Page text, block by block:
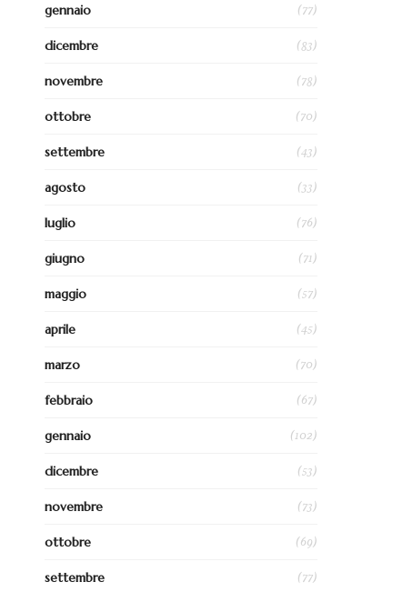
gennaio (77)
dicembre (83)
novembre (78)
ottobre (70)
settembre (43)
agosto (33)
luglio (76)
giugno (71)
maggio (57)
aprile (45)
marzo (70)
febbraio (67)
gennaio (102)
dicembre (53)
novembre (73)
ottobre (69)
settembre (77)